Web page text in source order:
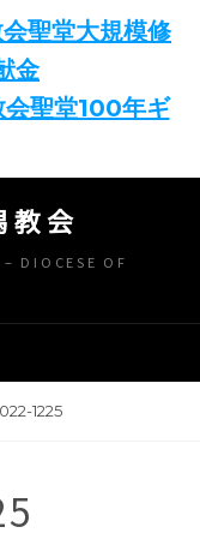
会聖堂大規模修
金
会聖堂100年ギ
教会
DIOCESE OF
1225